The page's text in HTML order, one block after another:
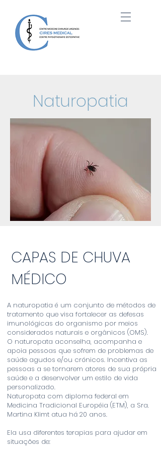
Naturopatia
CAPAS DE CHUVA
MÉDICO
A naturopatia é um conjunto de métodos de
tratamento que visa fortalecer as defesas
imunológicas do organismo por meios
considerados naturais e orgânicos (OMS).
O naturopata aconselha, acompanha e
apoia pessoas que sofrem de problemas de
saúde agudos e/ou crónicos. Incentiva as
pessoas a se tornarem atores de sua própria
saúde e a desenvolver um estilo de vida
personalizado.
Naturopata com diploma federal em
Medicina Tradicional Européia (ETM), a Sra.
Martina Klimt atua há 20 anos.
Ela usa diferentes terapias para ajudar em
situações de: